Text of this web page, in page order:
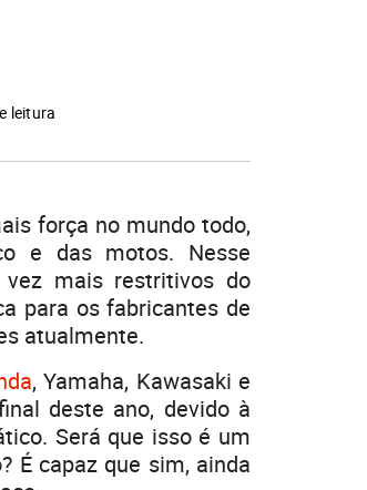
leitura
força no mundo todo,
e das motos. Nesse
mais restritivos do
para os fabricantes de
atualmente.
, Yamaha, Kawasaki e
deste ano, devido à
Será que isso é um
É capaz que sim, ainda